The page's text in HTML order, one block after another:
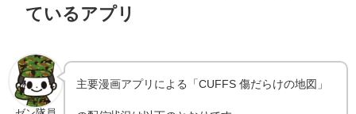
ているアプリ
主要漫画アプリによる「CUFFS 傷だらけの地図」